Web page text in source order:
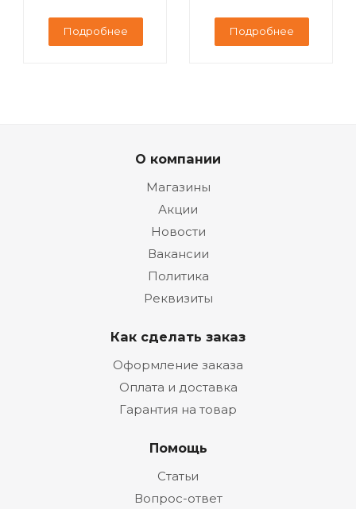
Подробнее Подробнее
О компании
Магазины
Акции
Новости
Вакансии
Политика
Реквизиты
Как сделать заказ
Оформление заказа
Оплата и доставка
Гарантия на товар
Помощь
Статьи
Вопрос-ответ